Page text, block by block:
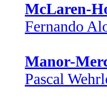
McLaren-
Fernando
Manor-
Pascal